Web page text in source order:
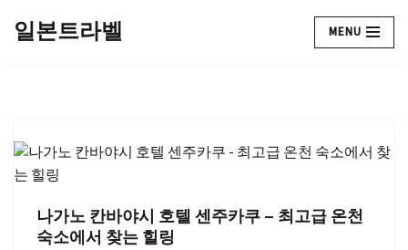
건
뛰
일본트라벨 MENU
나가노 칸바야시 호텔 센주카쿠 – 최고급 온천
숙소에서 찾는 힐링